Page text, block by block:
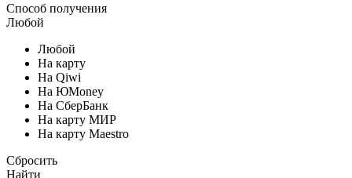
Способ получения
Любой
Любой
На карту
На Qiwi
На ЮMoney
На СберБанк
На карту МИР
На карту Maestro
Сбросить
Найти